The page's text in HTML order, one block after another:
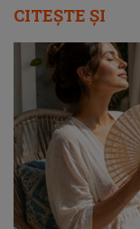
CITEȘTE ȘI